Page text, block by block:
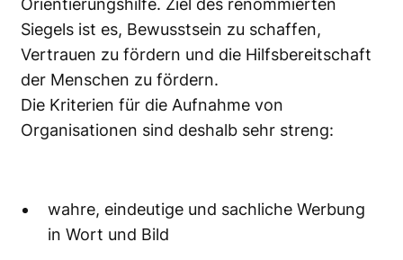
Orientierungshilfe. Ziel des renommierten
Siegels ist es, Bewusstsein zu schaffen,
Vertrauen zu fördern und die Hilfsbereitschaft
der Menschen zu fördern.
Die Kriterien für die Aufnahme von
Organisationen sind deshalb sehr streng:
wahre, eindeutige und sachliche Werbung
in Wort und Bild